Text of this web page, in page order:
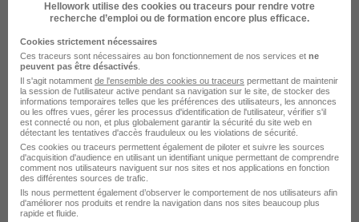
Aes - AMP - Ime Rosny H/F
FEDERATION APAJH
Rosny-sous-Bois - 93 CDI 25 000 - 27 000 € / an
Voir l’offre
Hellowork utilise des cookies ou traceurs pour rendre votre
recherche d’emploi ou de formation encore plus efficace.
Cookies strictement nécessaires
Ces traceurs sont nécessaires au bon fonctionnement de nos services et ne
peuvent pas être désactivés
Il s'agit notamment de l'ensemble des cookies ou traceurs permettant de maintenir
la session de l'utilisateur active pendant sa navigation sur le site, de stocker des
informations temporaires telles que les préférences des utilisateurs, les annonces
ou les offres vues, gérer les processus d'identification de l'utilisateur, vérifier s'il
est connecté ou non, et plus globalement garantir la sécurité du site web en
détectant les tentatives d'accès frauduleux ou les violations de sécurité.
Ces cookies ou traceurs permettent également de piloter et suivre les sources
d'acquisition d'audience en utilisant un identifiant unique permettant de comprendre
comment nos utilisateurs naviguent sur nos sites et nos applications en fonction
des différentes sources de trafic.
Ils nous permettent également d’observer le comportement de nos utilisateurs afin
d'améliorer nos produits et rendre la navigation dans nos sites beaucoup plus
rapide et fluide.